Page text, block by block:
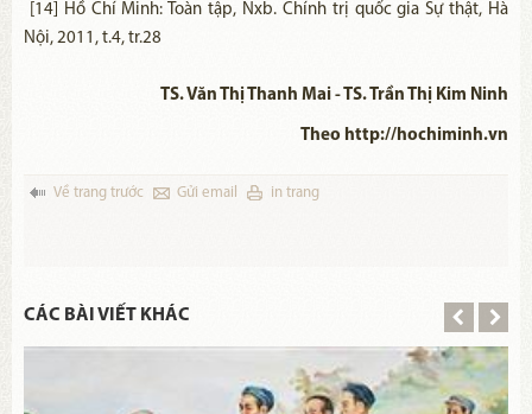
[14] Hồ Chí Minh: Toàn tập, Nxb. Chính trị quốc gia Sự thật, Hà
Nội, 2011, t.4, tr.28
TS. Văn Thị Thanh Mai - TS. Trần Thị Kim Ninh
Theo http://hochiminh.vn
Về trang trước Gửi email in trang
CÁC BÀI VIẾT KHÁC